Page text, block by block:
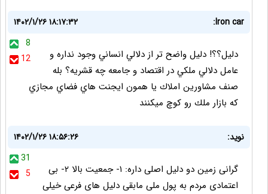
Iron car:
۱۴۰۲/۱/۲۶ ۱۸:۱۷:۳۲
8
12
دليل؟؟! دليل واضح تر از دلالي انساني وجود نداره و
عامل دلالي ملكي در اقتصاد و جامعه چه قشريه؟ بله
صنف مشاورين املاك يا همون ايجنت هاي فضاي مجازي
كه بازار ملك رو كوچ ميكنند
نوید:
۱۴۰۲/۱/۲۶ ۱۸:۵۶:۲۶
31
5
گرانی زمین دو دلیل اصلی داره: ۱- جمعیت بالا ۲- بی
اعتمادی مردم به پول ملی مابقی دلیل های فرعی خیلی